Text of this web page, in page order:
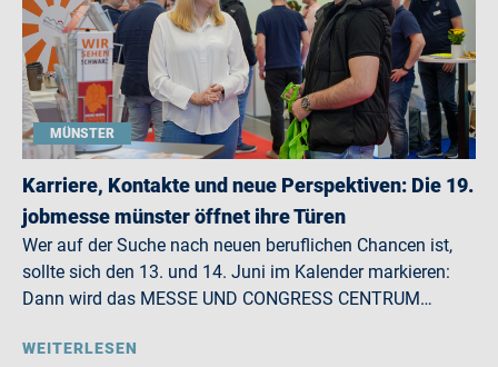
MÜNSTER
Karriere, Kontakte und neue Perspektiven: Die 19.
jobmesse münster öffnet ihre Türen
Wer auf der Suche nach neuen beruflichen Chancen ist,
sollte sich den 13. und 14. Juni im Kalender markieren:
Dann wird das MESSE UND CONGRESS CENTRUM…
WEITERLESEN